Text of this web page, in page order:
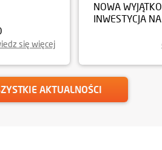
się więcej
NOWA
INWESTYCJA
AKTUALNOŚCI